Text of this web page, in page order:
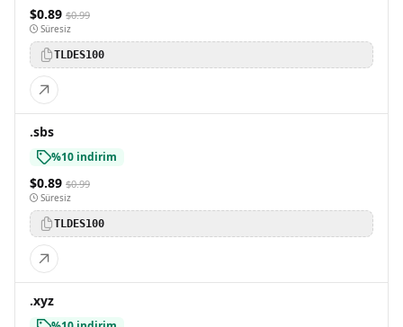
$0.89 $0.99
Süresiz
TLDES100
.sbs
%10 indirim
$0.89 $0.99
Süresiz
TLDES100
.xyz